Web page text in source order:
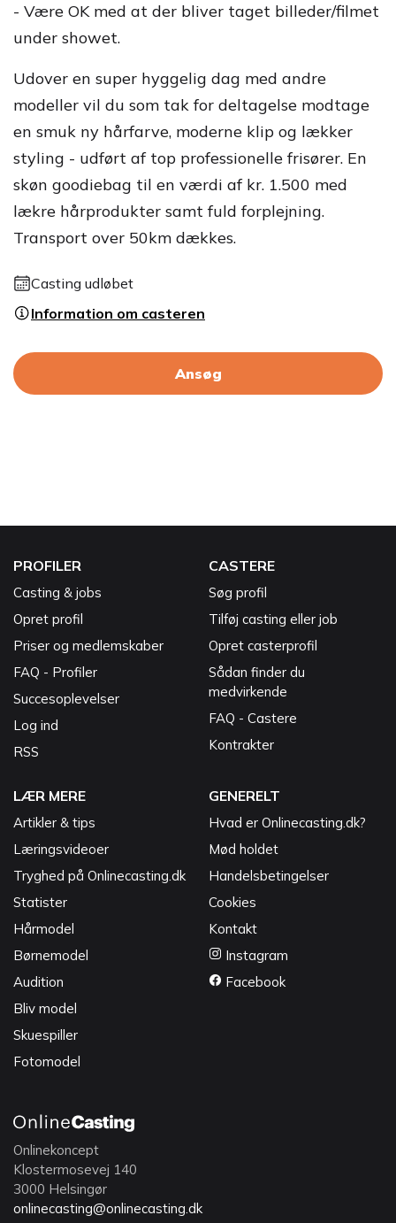
- Være OK med at der bliver taget billeder/filmet
under showet.
Udover en super hyggelig dag med andre
modeller vil du som tak for deltagelse modtage
en smuk ny hårfarve, moderne klip og lækker
styling - udført af top professionelle frisører. En
skøn goodiebag til en værdi af kr. 1.500 med
lækre hårprodukter samt fuld forplejning.
Transport over 50km dækkes.
Casting udløbet
Information om casteren
Ansøg
PROFILER
Casting & jobs
Opret profil
Priser og medlemskaber
FAQ - Profiler
Succesoplevelser
Log ind
RSS
CASTERE
Søg profil
Tilføj casting eller job
Opret casterprofil
Sådan finder du
medvirkende
FAQ - Castere
Kontrakter
LÆR MERE
Artikler & tips
Læringsvideoer
Tryghed på Onlinecasting.dk
Statister
Hårmodel
Børnemodel
Audition
Bliv model
Skuespiller
Fotomodel
GENERELT
Hvad er Onlinecasting.dk?
Mød holdet
Handelsbetingelser
Cookies
Kontakt
Instagram
Facebook
Onlinekoncept
Klostermosevej 140
3000 Helsingør
onlinecasting@onlinecasting.dk